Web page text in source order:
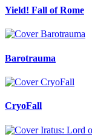
Yield! Fall of Rome
Barotrauma
CryoFall